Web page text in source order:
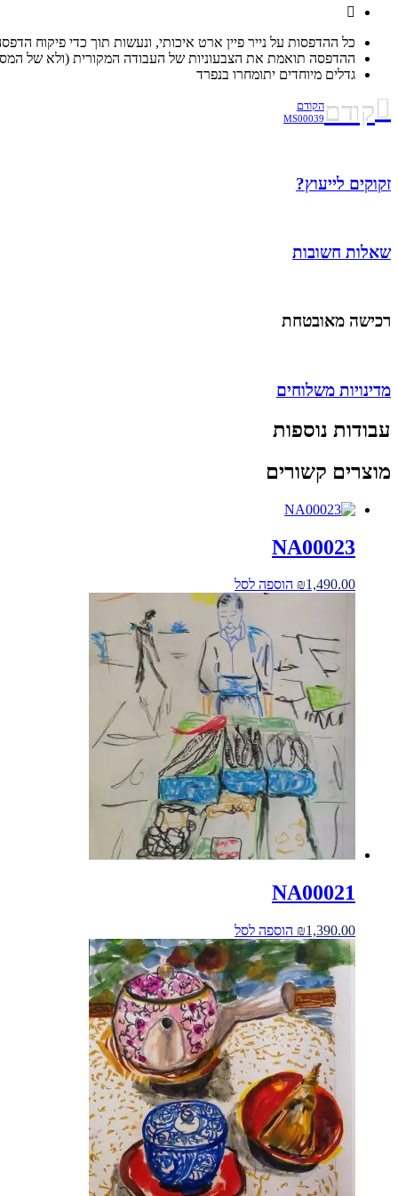
כל ההדפסות על נייר פיין ארט איכותי, ונעשות תוך כדי פיקוח
ההדפסה תואמת את הצבעוניות של העבודה המקורית (ולא של
גדלים מיוחדים יתומחרו בנפרד
קודםהקודם
MS00039
זקוקים לייעוץ?
שאלות חשובות
רכישה מאובטחת
מדינויות משלוחים
עבודות נוספות
מוצרים קשורים
NA00023
₪1,490.00 הוספה לסל
NA00021
₪1,390.00 הוספה לסל